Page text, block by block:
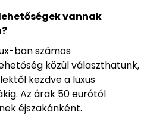
vannak
ban számos
közül választhatunk,
kezdve a luxus
Az árak 50 eurótól
éjszakánként.